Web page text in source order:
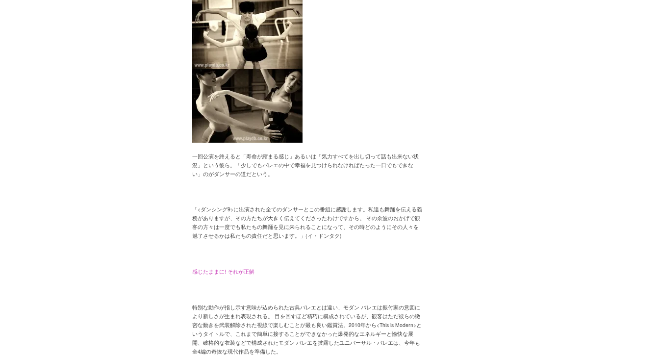
一回公演を終えると「寿命が縮まる感じ」あるいは「気力すべてを出し切って話も出来ない状
況」という彼ら。「少しでもバレエの中で幸福を見つけられなければたった一日でもできな
い」のがダンサーの道だという。
「<ダンシング9>に出演された全てのダンサーとこの番組に感謝します。私達も舞踊を伝える義
務がありますが、その方たちが大きく伝えてくださったわけですから。 その余波のおかげで観
客の方々は一度でも私たちの舞踊を見に来られることになって、その時どのようにその人々を
魅了させるかは私たちの責任だと思います。」(イ・ドンタク)
感じたままに! それが正解
特別な動作が指し示す意味が込められた古典バレエとは違い、モダン バレエは振付家の意図に
より新しさが生まれ表現される。 目を回すほど精巧に構成されているが、観客はただ彼らの緻
密な動きを武装解除された視線で楽しむことが最も良い鑑賞法。2010年から<This is Modern>と
いうタイトルで、これまで簡単に接することができなかった爆発的なエネルギーと愉快な展
開、破格的な衣装などで構成されたモダン バレエを披露したユニバーサル・バレエは、今年も
全4編の奇抜な現代作品を準備した。